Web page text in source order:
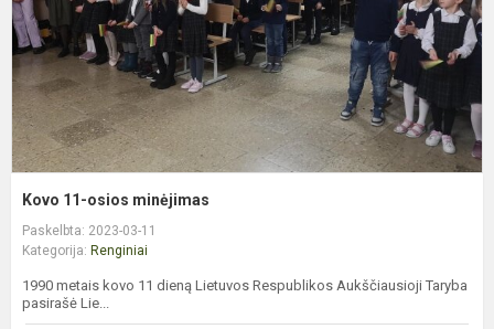
Kovo 11-osios minėjimas
Paskelbta: 2023-03-11
Kategorija: Renginiai
1990 metais kovo 11 dieną Lietuvos Respublikos Aukščiausioji Taryba
pasirašė Lie...